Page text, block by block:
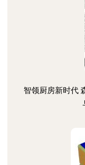
智领厨房新时代